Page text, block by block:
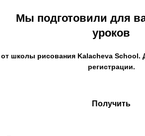
Мы подготовили для
уроков
от школы рисования Kalacheva School.
регистрации.
Получить